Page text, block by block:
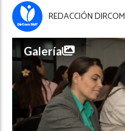
REDACCIÓN DIRCOM
Galería